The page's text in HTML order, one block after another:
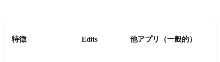
特徴 Edits 他アプリ（一般的）